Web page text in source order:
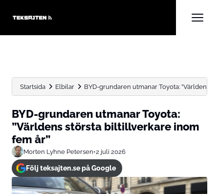
Startsida Elbilar BYD-grundaren utmanar Toyota: ”Världens
BYD-grundaren utmanar Toyota:
”Världens största biltillverkare inom
fem år”
Morten Lyhne Petersen•2 juli 2026
Följ teksajten.se på Google